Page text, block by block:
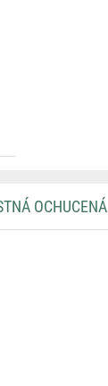
OCHUCENÁ